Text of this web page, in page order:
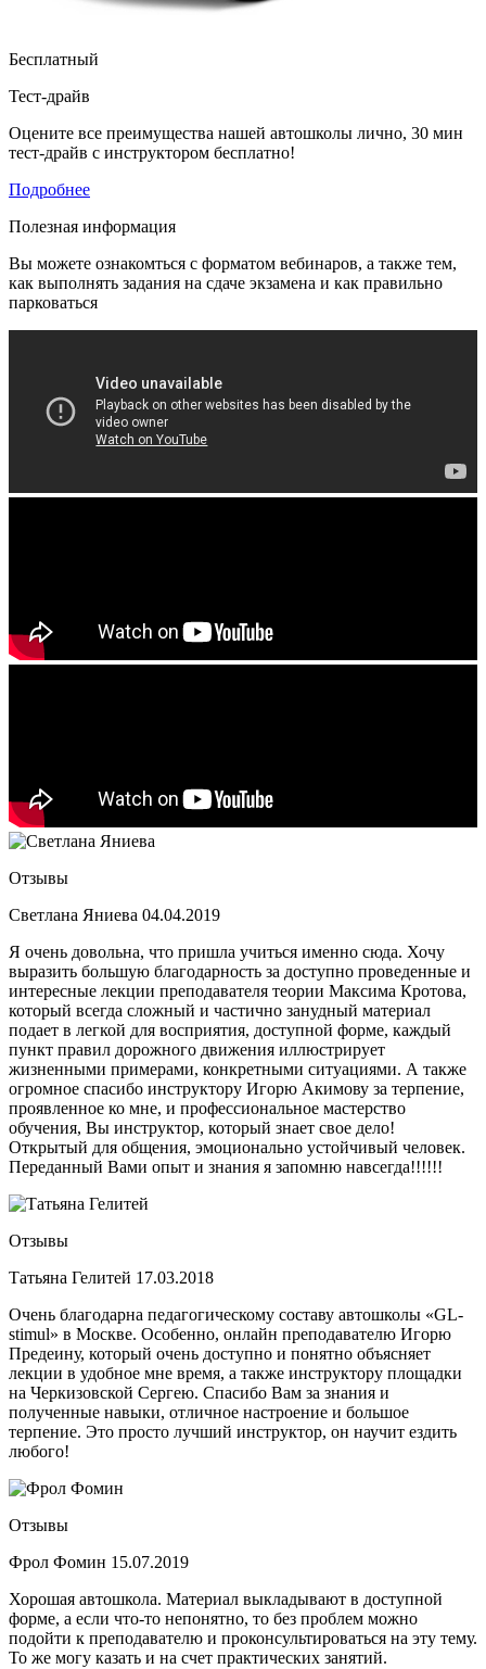
Бесплатный
Тест-драйв
Оцените все преимущества нашей автошколы лично, 30 мин
тест-драйв с инструктором бесплатно!
Подробнее
Полезная информация
Вы можете ознакомться с форматом вебинаров, а также тем,
как выполнять задания на сдаче экзамена и как правильно
парковаться
Отзывы
Светлана Яниева 04.04.2019
Я очень довольна, что пришла учиться именно сюда. Хочу
выразить большую благодарность за доступно проведенные и
интересные лекции преподавателя теории Максима Кротова,
который всегда сложный и частично занудный материал
подает в легкой для восприятия, доступной форме, каждый
пункт правил дорожного движения иллюстрирует
жизненными примерами, конкретными ситуациями. А также
огромное спасибо инструктору Игорю Акимову за терпение,
проявленное ко мне, и профессиональное мастерство
обучения, Вы инструктор, который знает свое дело!
Открытый для общения, эмоционально устойчивый человек.
Переданный Вами опыт и знания я запомню навсегда!!!!!!
Отзывы
Татьяна Гелитей 17.03.2018
Очень благодарна педагогическому составу автошколы «GL-
stimul» в Москве. Особенно, онлайн преподавателю Игорю
Предеину, который очень доступно и понятно объясняет
лекции в удобное мне время, а также инструктору площадки
на Черкизовской Сергею. Спасибо Вам за знания и
полученные навыки, отличное настроение и большое
терпение. Это просто лучший инструктор, он научит ездить
любого!
Отзывы
Фрол Фомин 15.07.2019
Хорошая автошкола. Материал выкладывают в доступной
форме, а если что-то непонятно, то без проблем можно
подойти к преподавателю и проконсультироваться на эту тему.
То же могу казать и на счет практических занятий.